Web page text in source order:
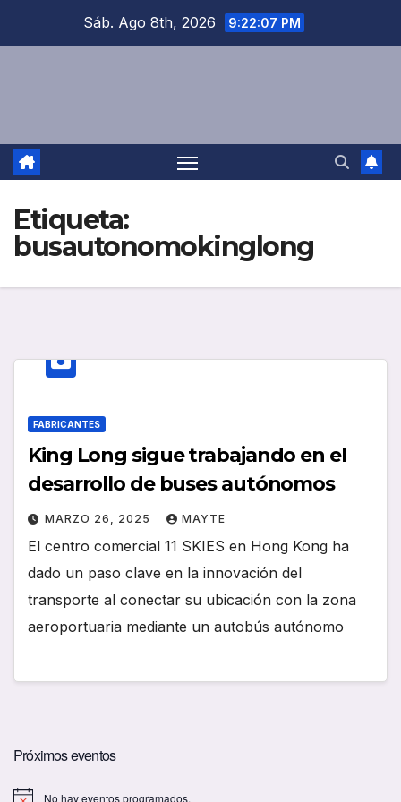
Sáb. Ago 8th, 2026 9:22:08 PM
Etiqueta:
busautonomokinglong
FABRICANTES
King Long sigue trabajando en el
desarrollo de buses autónomos
MARZO 26, 2025 MAYTE
El centro comercial 11 SKIES en Hong Kong ha
dado un paso clave en la innovación del
transporte al conectar su ubicación con la zona
aeroportuaria mediante un autobús autónomo
Próximos eventos
No hay eventos programados.